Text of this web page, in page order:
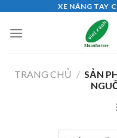
content
XE NÂNG TAY
TRANG CHỦ / SẢN